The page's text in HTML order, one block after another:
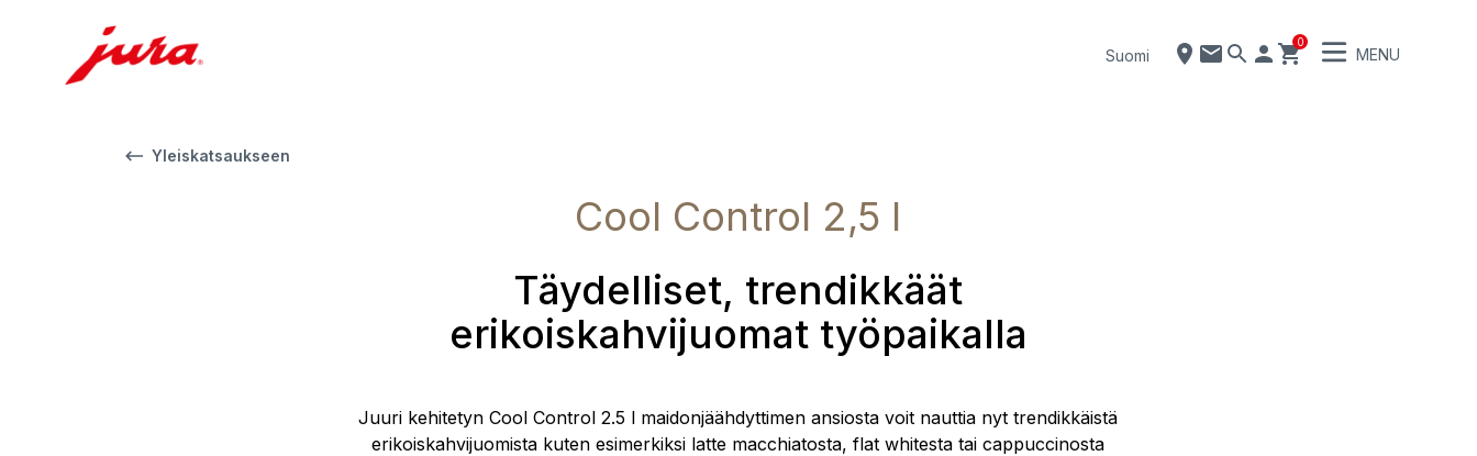
Suomi
0
MENU
Yleiskatsaukseen
Cool Control 2,5 l
Täydelliset, trendikkäät
erikoiskahvijuomat työpaikalla
Juuri kehitetyn Cool Control 2.5 l maidonjäähdyttimen ansiosta voit nauttia nyt trendikkäistä
erikoiskahvijuomista kuten esimerkiksi latte macchiatosta, flat whitesta tai cappuccinosta